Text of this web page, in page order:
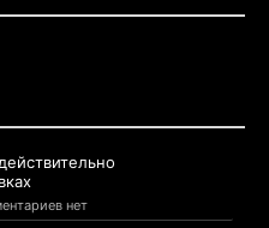
нет